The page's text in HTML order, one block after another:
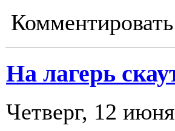
Комментировать
На лагерь
Четверг, 12